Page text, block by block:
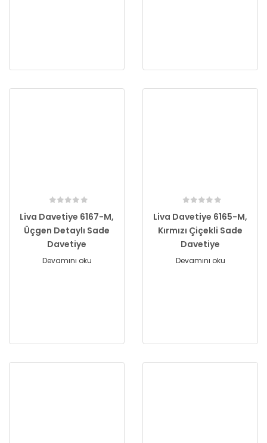
Liva Davetiye 6167-M,
Üçgen Detaylı Sade
Davetiye
Devamını oku
Liva Davetiye 6165-M,
Kırmızı Çiçekli Sade
Davetiye
Devamını oku